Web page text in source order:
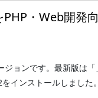
PHP・Web開発
ョンです。最新版は
インストールしまし